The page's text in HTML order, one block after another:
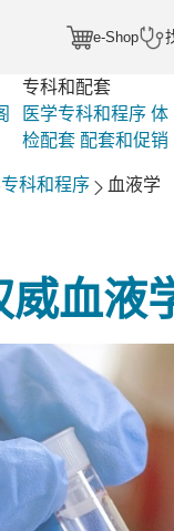
e-Shop
专科和配套
医学专科和程序 体
检配套 配套和促销
科和程序 血液学
血液